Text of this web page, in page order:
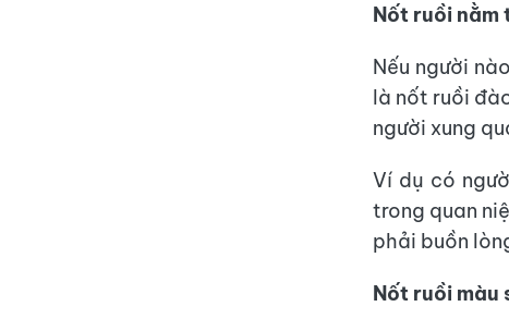
Nốt ruồi nằm
Nếu người
là nốt ruồi
người xung
Ví dụ có
trong quan
phải buồn
Nốt ruồi màu